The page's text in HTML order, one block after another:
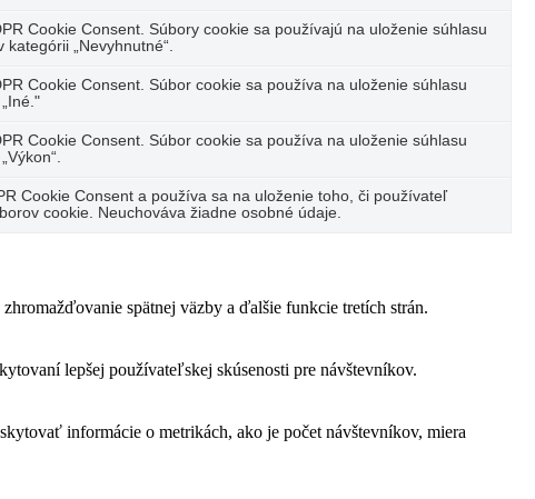
Cookie Consent. Súbory cookie sa používajú na uloženie súhlasu
„Nevyhnutné“.
Cookie Consent. Súbor cookie sa používa na uloženie súhlasu
Cookie Consent. Súbor cookie sa používa na uloženie súhlasu
Cookie Consent a používa sa na uloženie toho, či používateľ
cookie. Neuchováva žiadne osobné údaje.
spätnej väzby a ďalšie funkcie tretích strán.
lepšej používateľskej skúsenosti pre návštevníkov.
informácie o metrikách, ako je počet návštevníkov, miera